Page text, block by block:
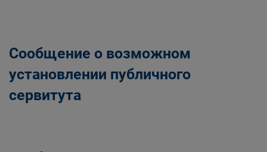
Сообщение о возможном
установлении публичного
сервитута